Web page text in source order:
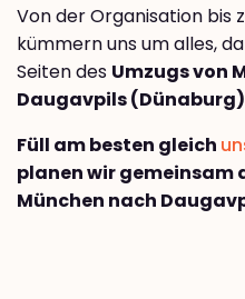
Von der Organisation bis
kümmern uns um alles,
Seiten des Umzugs von
Daugavpils (Dünaburg)
Füll am besten gleich
planen wir gemeinsam
München nach